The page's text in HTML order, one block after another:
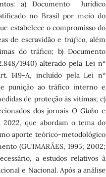
a) Documento Jurídico
no Brasil por meio do
estabelece o compromisso do
de escravidão e tráfico, além
do tráfico; b) Documento
1940) alterado pela Lei n°
149-A, incluído pela Lei nº
punição ao tráfico interno e
de proteção às vítimas; c)
dos jornais O Globo e
que abordam o tema do
aporte teórico-metodológico
(GUIMARÃES, 1995; 2002;
a estudos relativos à
e Nacional. Após a análise